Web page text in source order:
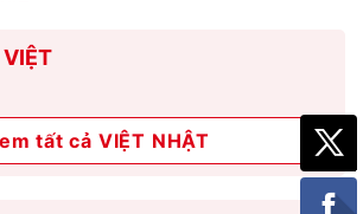
VIỆT
tất cả VIỆT NHẬT